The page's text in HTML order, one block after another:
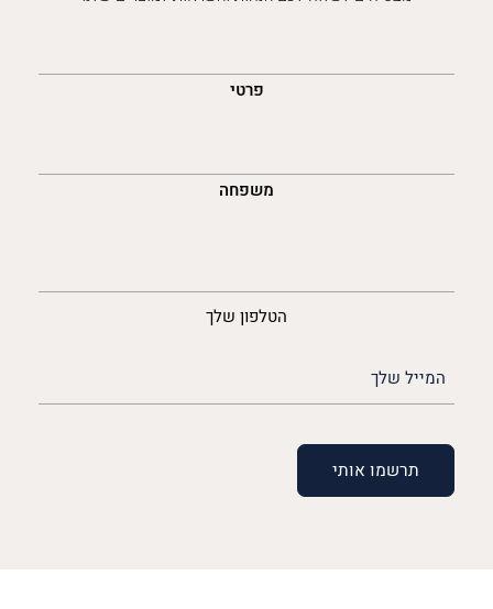
פרטי
משפחה
הטלפון שלך
(חובה)